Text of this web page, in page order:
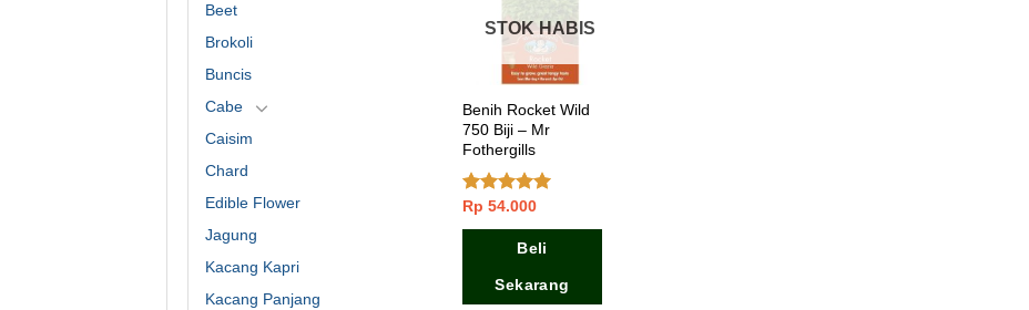
Beet
Brokoli
Buncis
Cabe
Caisim
Chard
Edible Flower
Jagung
Kacang Kapri
Kacang Panjang
STOK HABIS
Benih Rocket Wild
750 Biji – Mr
Fothergills
Dinilai5.00
dari 5
Rp 54.000
Beli
Sekarang